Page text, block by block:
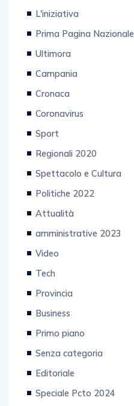
L'iniziativa
Prima Pagina Nazionale
Ultimora
Campania
Cronaca
Coronavirus
Sport
Regionali 2020
Spettacolo e Cultura
Politiche 2022
Attualità
amministrative 2023
Video
Tech
Provincia
Business
Primo piano
Senza categoria
Editoriale
Speciale Pcto 2024